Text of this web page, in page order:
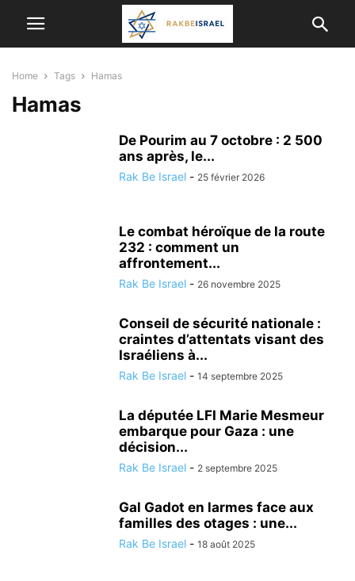
Home Tags Hamas
Hamas
De Pourim au 7 octobre : 2 500
ans après, le...
Rak Be Israel - 25 février 2026
Le combat héroïque de la route
232 : comment un
affrontement...
Rak Be Israel - 26 novembre 2025
Conseil de sécurité nationale :
craintes d’attentats visant des
Israéliens à...
Rak Be Israel - 14 septembre 2025
La députée LFI Marie Mesmeur
embarque pour Gaza : une
décision...
Rak Be Israel - 2 septembre 2025
Gal Gadot en larmes face aux
familles des otages : une...
Rak Be Israel - 18 août 2025